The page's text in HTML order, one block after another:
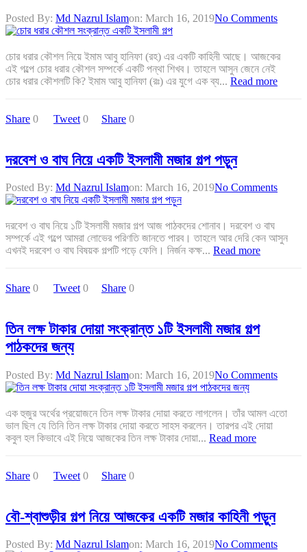
Posted By: Md Nazrul Islamon: March 16, 2019No Comments
চোর ধরার কৌশল নিয়ে ইমাম আবু হানিফা (রহ) এর একটি কাহিনী আছে। আজকের
এই গল্পে চোর ধরার কৌশল সম্পর্কে একটি পন্থা শিখব। তাহলে আসুন জেনে নেই
চোর ধরার কৌশলটি কি? ইমাম আবু হানিফা (রঃ) এর যুগে এক ব্য... Read more
Share 0 Tweet 0 Share 0
দরবেশ ও বাঘ নিয়ে একটি ইসলামী মজার গল্প পড়ুন
Posted By: Md Nazrul Islamon: March 16, 2019No Comments
দরবেশ ও বাঘ নিয়ে ১টি ইসলামী মজার গল্প আজ পাঠকদের শোনাব। দরবেশ ও বাঘ
সম্পর্কে এই গল্পে আমরা লোভের পরিণতি জানতে পারব। তাহলে আর দেরি কেন আসুন
এখনই দরবেশ ও বাঘ বিষয়ক গল্পটি পড়ে ফেলি। নির্জন কক্ষ... Read more
Share 0 Tweet 0 Share 0
তিন লক্ষ টাকার দোয়া সংক্রান্ত ১টি ইসলামী মজার গল্প
পাঠকদের জন্য
Posted By: Md Nazrul Islamon: March 16, 2019No Comments
এক হুজুর অর্থের প্রয়োজনে তিন লক্ষ টাকার দোয়া করতে লাগলেন। তাঁর আমল এতো
ভাল ছিল যে তিনি তিন লক্ষ টাকার দোয়া করতে সাহস করলেন। তারপর এই দোয়া
কবুল হল কিভাবে এই নিয়ে আজকের তিন লক্ষ টাকার দোয়া... Read more
Share 0 Tweet 0 Share 0
বৌ-শ্বাশুড়ীর গল্প নিয়ে আজকের একটি মজার কাহিনী পড়ুন
Posted By: Md Nazrul Islamon: March 16, 2019No Comments